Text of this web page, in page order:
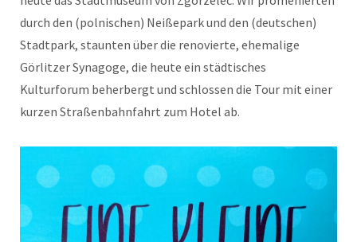
durch den (polnischen) Neißepark und den (deutschen)
Stadtpark, staunten über die renovierte, ehemalige
Görlitzer Synagoge, die heute ein städtisches
Kulturforum beherbergt und schlossen die Tour mit einer
kurzen Straßenbahnfahrt zum Hotel ab.